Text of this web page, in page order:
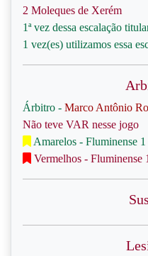
2 Moleques de Xerém
1ª vez dessa escalação
1 vez(es) utilizamos essa
Árbitro - Marco Antônio
Não teve VAR nesse jogo
Amarelos - Fluminense
Vermelhos - Fluminense